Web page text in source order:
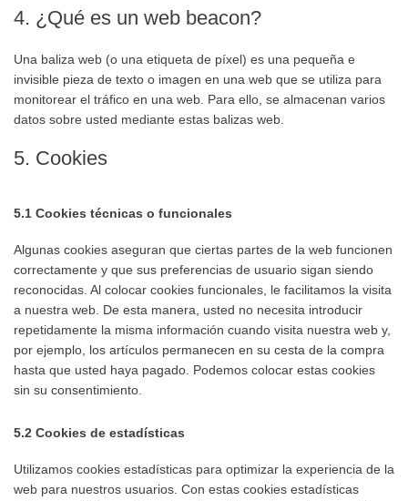
4. ¿Qué es un web beacon?
Una baliza web (o una etiqueta de píxel) es una pequeña e
invisible pieza de texto o imagen en una web que se utiliza para
monitorear el tráfico en una web. Para ello, se almacenan varios
datos sobre usted mediante estas balizas web.
5. Cookies
5.1 Cookies técnicas o funcionales
Algunas cookies aseguran que ciertas partes de la web funcionen
correctamente y que sus preferencias de usuario sigan siendo
reconocidas. Al colocar cookies funcionales, le facilitamos la visita
a nuestra web. De esta manera, usted no necesita introducir
repetidamente la misma información cuando visita nuestra web y,
por ejemplo, los artículos permanecen en su cesta de la compra
hasta que usted haya pagado. Podemos colocar estas cookies
sin su consentimiento.
5.2 Cookies de estadísticas
Utilizamos cookies estadísticas para optimizar la experiencia de la
web para nuestros usuarios. Con estas cookies estadísticas